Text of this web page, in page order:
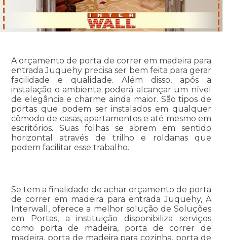
A orçamento de porta de correr em madeira para
entrada Juquehy precisa ser bem feita para gerar
facilidade e qualidade. Além disso, após a
instalação o ambiente poderá alcançar um nível
de elegância e charme ainda maior. São tipos de
portas que podem ser instalados em qualquer
cômodo de casas, apartamentos e até mesmo em
escritórios. Suas folhas se abrem em sentido
horizontal através de trilho e roldanas que
podem facilitar esse trabalho.
Se tem a finalidade de achar orçamento de porta
de correr em madeira para entrada Juquehy, A
Interwall, oferece a melhor solução de Soluções
em Portas, a instituição disponibiliza serviços
como porta de madeira, porta de correr de
madeira, porta de madeira para cozinha, porta de